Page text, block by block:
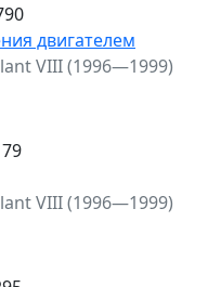
двигателем
VIII (1996—1999)
VIII (1996—1999)